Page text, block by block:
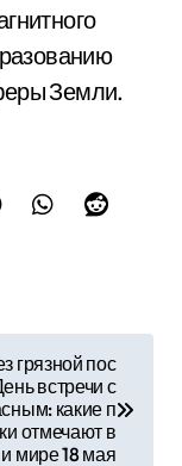
Земли.
грязной пос
встречи с
какие п
отмечают в
мире 18 мая